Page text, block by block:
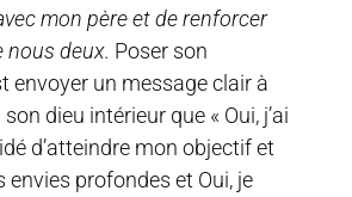
mon père et de renforcer
nous deux. Poser son
envoyer un message clair à
son dieu intérieur que « Oui, j’ai
d’atteindre mon objectif et
envies profondes et Oui, je